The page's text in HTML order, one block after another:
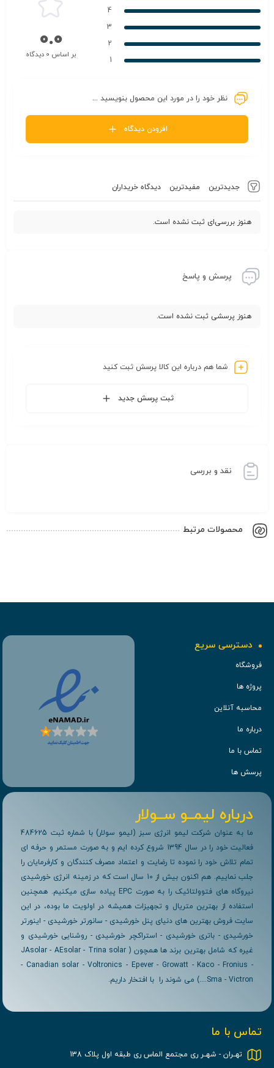
جدیدترین مفیدترین دیدگاه خریداران
هنوز بررسی‌ای ثبت نشده است.
4
3
2
1
0.0
بر اساس 0 دیدگاه
نظر خود را در مورد این محصول بنویسید ...
افزودن دیدگاه
پرسش و پاسخ
هنوز پرسشی ثبت نشده است.
شما هم درباره این کالا پرسش ثبت کنید
ثبت پرسش جدید
نقد و بررسی
محصولات مرتبط
دسترسی سریع
فروشگاه
پروژه ها
محاسبه آنلاین
درباره ما
تماس با ما
پرسش ها
درباره لیمــو ســولار
ما به عنوان شرکت لیمو انرژی سبز (لیمو سولار) با شماره ثبت 484625
فعالیت خود را در سال 1394 شروع کرده ایم و به صورت مستمر و حرفه ای
تمام تلاش خود را نموده تا رضایت و اعتماد مصرف کنندگان و کارفرمایان را
جلب نماییم. هم اکنون بیش از 10 سال است که در زمینه انرژی خورشیدی
نیروگاه های فتوولتائیک را به صورت EPC پیاده سازی میکنیم. همچنین
استفاده از بهترین متریال و تجهیزات همیشه در اولویت ما بوده، در این
سایت فروش بهترین های دنیای پنل خورشیدی - سانورتر خورشیدی - اینورتر
خورشیدی - باتری خورشیدی - استراکچر خورشیدی - روشنایی خورشیدی و
غیره که شامل بهترین برند ها همچون ( JAsolar - AEsolar - Trina solar
- Canadian solar - Voltronics - Epever - Growatt - Kaco - Fronius -
Sma - Victron....) می شوند را با افتخار داریم.
تماس با ما
تهــران - شهــر ری مجتمع الماس ری طبقه اول پلاک 138